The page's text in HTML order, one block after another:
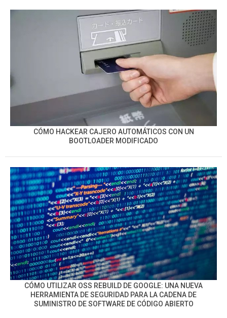
CÓMO HACKEAR CAJERO AUTOMÁTICOS CON UN
BOOTLOADER MODIFICADO
CÓMO UTILIZAR OSS REBUILD DE GOOGLE: UNA NUEVA
HERRAMIENTA DE SEGURIDAD PARA LA CADENA DE
SUMINISTRO DE SOFTWARE DE CÓDIGO ABIERTO